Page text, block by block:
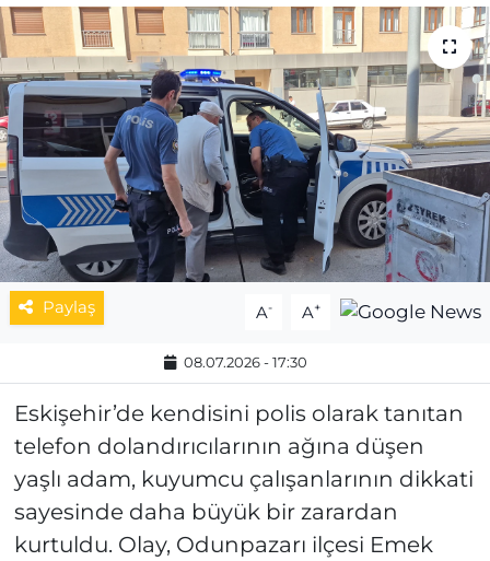
Paylaş A- A+
08.07.2026 - 17:30
Eskişehir’de kendisini polis olarak tanıtan
telefon dolandırıcılarının ağına düşen
yaşlı adam, kuyumcu çalışanlarının dikkati
sayesinde daha büyük bir zarardan
kurtuldu. Olay, Odunpazarı ilçesi Emek
SPOR
MAGAZİN
ESKİŞEHİRSPOR